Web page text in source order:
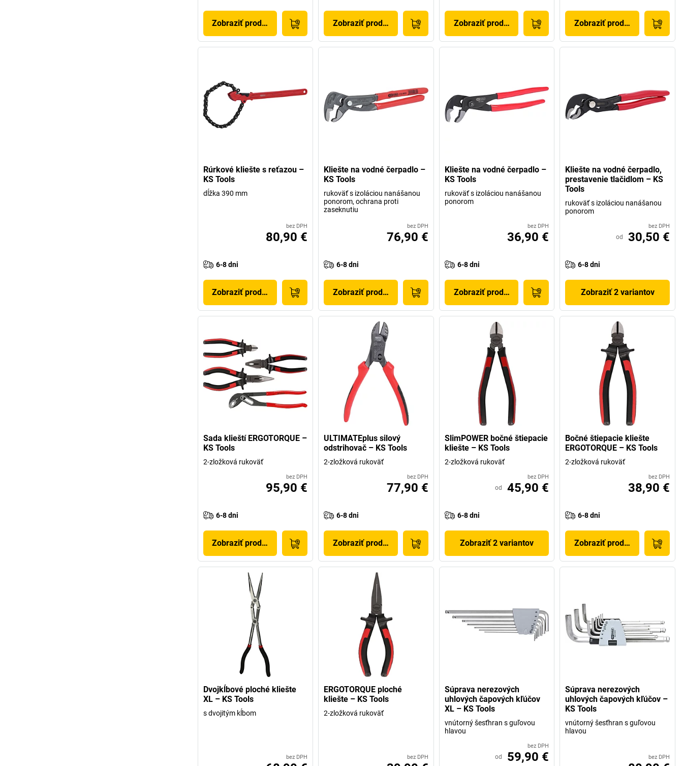
Zobraziť produkt Zobraziť produkt Zobraziť produkt Zobraziť produkt
Rúrkové kliešte s reťazou –
KS Tools
dĺžka 390 mm
bez DPH
80,90 €
6-8 dni
Zobraziť produkt
Kliešte na vodné čerpadlo –
KS Tools
rukoväť s izoláciou nanášanou
ponorom, ochrana proti
zaseknutiu
bez DPH
76,90 €
6-8 dni
Zobraziť produkt
Kliešte na vodné čerpadlo –
KS Tools
rukoväť s izoláciou nanášanou
ponorom
bez DPH
36,90 €
6-8 dni
Zobraziť produkt
Kliešte na vodné čerpadlo,
prestavenie tlačidlom – KS
Tools
rukoväť s izoláciou nanášanou
ponorom
bez DPH
od 30,50 €
6-8 dni
Zobraziť 2 variantov
Sada klieští ERGOTORQUE –
KS Tools
2-zložková rukoväť
bez DPH
95,90 €
6-8 dni
Zobraziť produkt
ULTIMATEplus silový
odstrihovač – KS Tools
2-zložková rukoväť
bez DPH
77,90 €
6-8 dni
Zobraziť produkt
SlimPOWER bočné štiepacie
kliešte – KS Tools
2-zložková rukoväť
bez DPH
od 45,90 €
6-8 dni
Zobraziť 2 variantov
Bočné štiepacie kliešte
ERGOTORQUE – KS Tools
2-zložková rukoväť
bez DPH
38,90 €
6-8 dni
Zobraziť produkt
Dvojkĺbové ploché kliešte
XL – KS Tools
s dvojitým kĺbom
bez DPH
ERGOTORQUE ploché
kliešte – KS Tools
2-zložková rukoväť
bez DPH
Súprava nerezových
uhlových čapových kľúčov
XL – KS Tools
vnútorný šesťhran s guľovou
hlavou
bez DPH
od 59,90 €
Súprava nerezových
uhlových čapových kľúčov –
KS Tools
vnútorný šesťhran s guľovou
hlavou
bez DPH